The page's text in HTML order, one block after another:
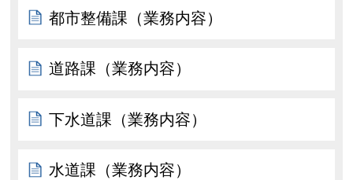
都市整備課（業務内容）
道路課（業務内容）
下水道課（業務内容）
水道課（業務内容）